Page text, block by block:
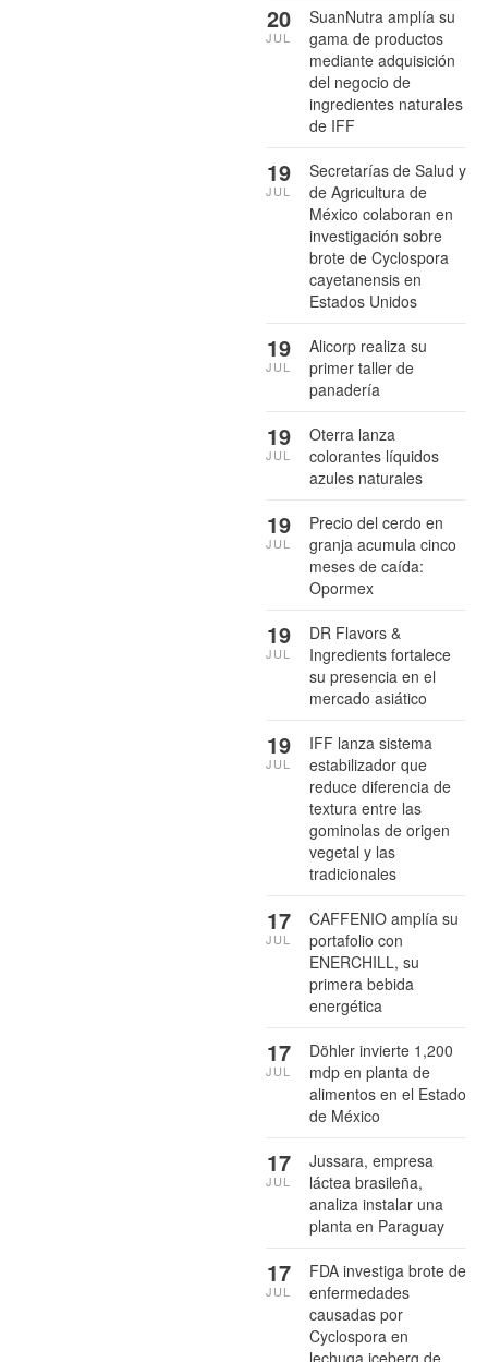
SuanNutra amplía su
gama de productos
mediante adquisición
del negocio de
ingredientes naturales
de IFF
20
JUL
Secretarías de Salud y
de Agricultura de
México colaboran en
investigación sobre
brote de Cyclospora
cayetanensis en
Estados Unidos
19
JUL
Alicorp realiza su
primer taller de
panadería
19
JUL
Oterra lanza
colorantes líquidos
azules naturales
19
JUL
Precio del cerdo en
granja acumula cinco
meses de caída:
Opormex
19
JUL
DR Flavors &
Ingredients fortalece
su presencia en el
mercado asiático
19
JUL
IFF lanza sistema
estabilizador que
reduce diferencia de
textura entre las
gominolas de origen
vegetal y las
tradicionales
19
JUL
CAFFENIO amplía su
portafolio con
ENERCHILL, su
primera bebida
energética
17
JUL
Döhler invierte 1,200
mdp en planta de
alimentos en el Estado
de México
17
JUL
Jussara, empresa
láctea brasileña,
analiza instalar una
planta en Paraguay
17
JUL
FDA investiga brote de
enfermedades
causadas por
Cyclospora en
lechuga iceberg de
17
JUL